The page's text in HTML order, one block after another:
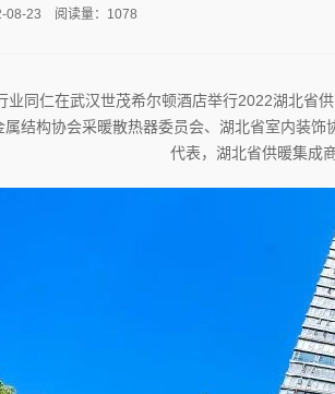
08-23 阅读量：1078
业同仁在武汉世茂希尔顿酒店举行2022湖北省
属结构协会采暖散热器委员会、湖北省室内装
代表，湖北省供暖集成